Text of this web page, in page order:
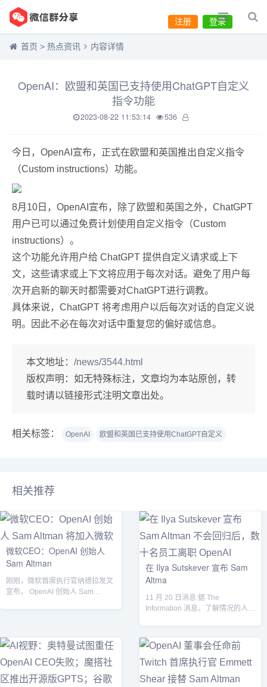
登录
注册
首页 > 热点资讯 内容详情
OpenAI：欧盟和英国已支持使用ChatGPT自定义
指令功能
2023-08-22 11:53:14 536
今日，OpenAI宣布，正式在欧盟和英国推出自定义指令
（Custom instructions）功能。
8月10日，OpenAI宣布，除了欧盟和英国之外，ChatGPT
用户已可以通过免费计划使用自定义指令（Custom
instructions）。
这个功能允许用户给 ChatGPT 提供自定义请求或上下
文，这些请求或上下文将应用于每次对话。避免了用户每
次开启新的聊天时都需要对ChatGPT进行调教。
具体来说，ChatGPT 将考虑用户以后每次对话的自定义说
明。因此不必在每次对话中重复您的偏好或信息。
本文地址： /news/3544.html
版权声明： 如无特殊标注，文章均为本站原创，转
载时请以链接形式注明文章出处。
相关标签： OpenAI 欧盟和英国已支持使用ChatGPT自定义
相关推荐
微软CEO：OpenAI 创始人
Sam Altman
刚刚，微软首席执行官纳德拉发文
宣布， OpenAI 创始人 Sam
在 Ilya Sutskever 宣布 Sam
Altma
11 月 20 日消息:据 The
Information 消息，了解情况的人士